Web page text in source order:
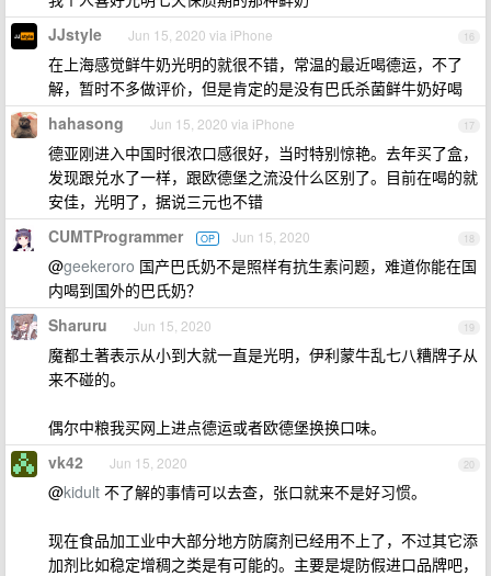
16
JJstyle Jun 15, 2020 via iPhone
在上海感觉鲜牛奶光明的就很不错，常温的最近喝德运，不了
解，暂时不多做评价，但是肯定的是没有巴氏杀菌鲜牛奶好喝
17
hahasong Jun 15, 2020 via iPhone
德亚刚进入中国时很浓口感很好，当时特别惊艳。去年买了盒，
发现跟兑水了一样，跟欧德堡之流没什么区别了。目前在喝的就
安佳，光明了，据说三元也不错
18
CUMTProgrammer OP Jun 15, 2020
@geekeroro 国产巴氏奶不是照样有抗生素问题，难道你能在国
内喝到国外的巴氏奶？
19
Sharuru Jun 15, 2020
魔都土著表示从小到大就一直是光明，伊利蒙牛乱七八糟牌子从
来不碰的。
偶尔中粮我买网上进点德运或者欧德堡换换口味。
20
vk42 Jun 15, 2020
@kidult 不了解的事情可以去查，张口就来不是好习惯。
现在食品加工业中大部分地方防腐剂已经用不上了，不过其它添
加剂比如稳定增稠之类是有可能的。主要是堤防假进口品牌吧，